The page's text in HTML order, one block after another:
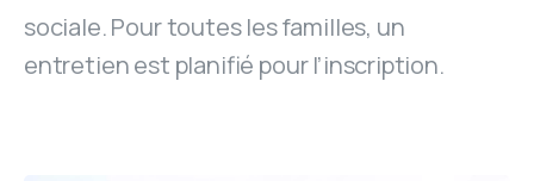
sociale. Pour toutes les familles, un
entretien est planifié pour l’inscription.